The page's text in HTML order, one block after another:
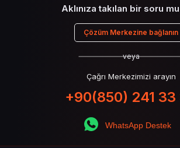
Aklınıza takılan bir soru
Çözüm Merkezine bağlanın
veya
Çağrı Merkezimizi arayın
+90(850) 241 33
WhatsApp Destek